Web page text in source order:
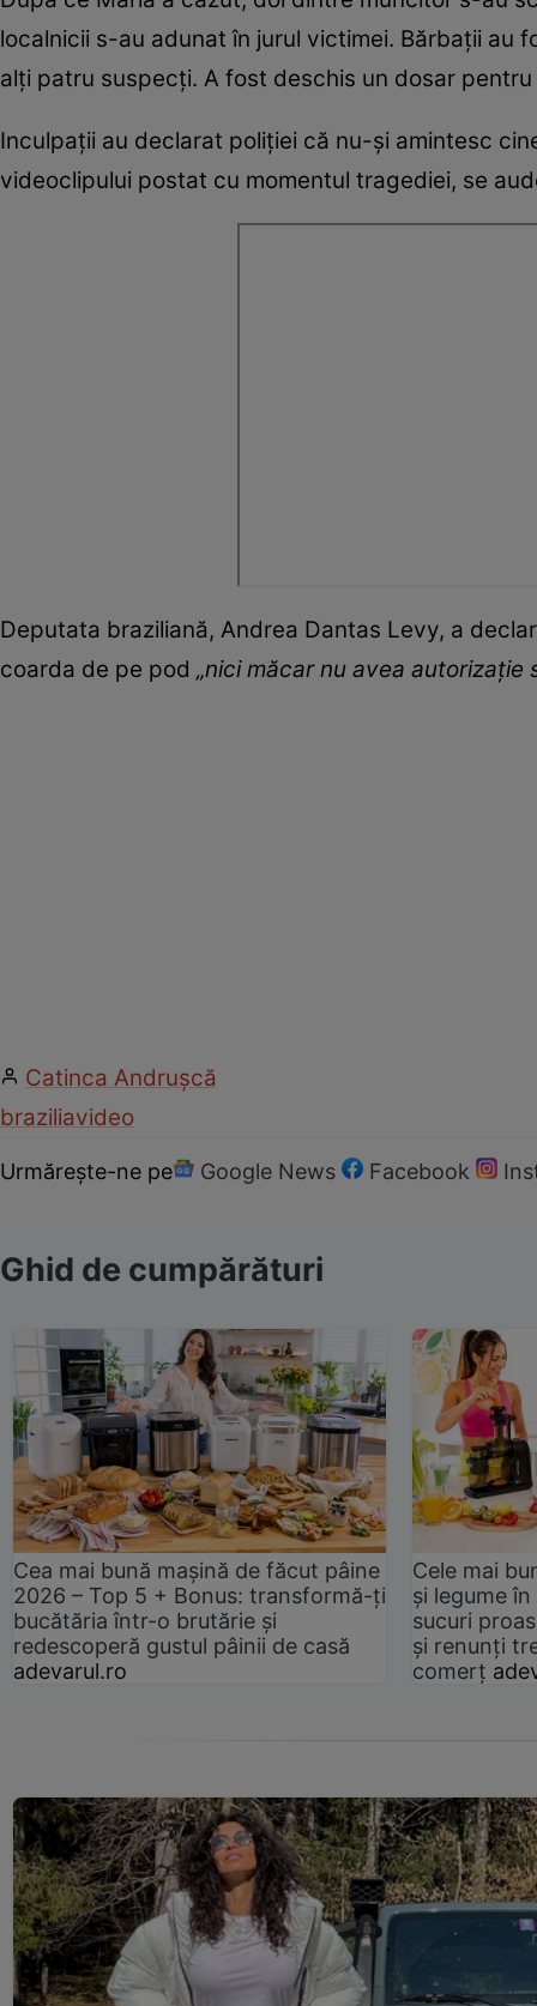
localnicii s-au adunat în jurul victimei. Bărbații au
alți patru suspecți. A fost deschis un dosar
Inculpații au declarat poliției că nu-și amintesc
videoclipului postat cu momentul tragediei, se
Deputata braziliană, Andrea Dantas Levy, a
coarda de pe pod „nici măcar nu avea autorizație
Catinca Andrușcă
braziliavideo
Urmărește-ne pe Google News Facebook
Ghid de cumpărături
Cea mai bună mașină de făcut pâine
2026 – Top 5 + Bonus: transformă-ți
bucătăria într-o brutărie și
redescoperă gustul pâinii de casă
adevarul.ro
Cele mai
și legume
sucuri
și renunți
comerț